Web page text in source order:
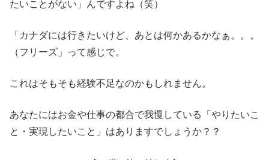
たいことがない」んですよね（笑）
「カナダには行きたいけど、あとは何かあるかなぁ。。。
（フリーズ」って感じで。
これはそもそも経験不足なのかもしれません。
あなたにはお金や仕事の都合で我慢している「やりたいこ
と・実現したいこと」はありますでしょうか？？